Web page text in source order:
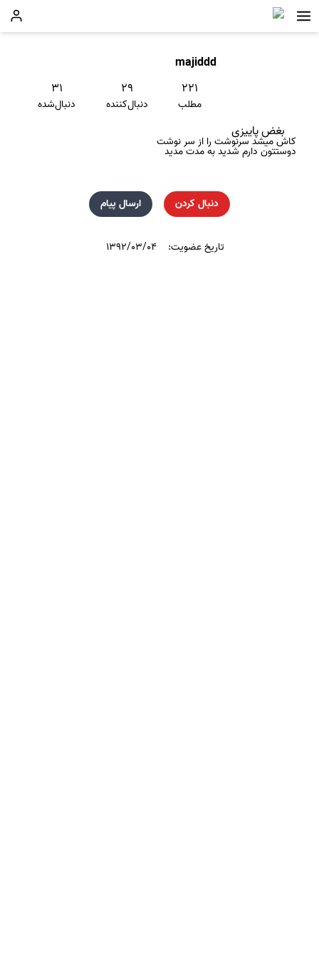
majiddd
۲۲۱
مطلب
۲۹
دنبال‌کننده
۳۱
دنبال‌شده
بغض پاییزی
کاش میشد سرنوشت را از سر نوشت
دوستتون دارم شدید به مدت مدید
دنبال کردن ارسال پیام
تاریخ عضویت: ۱۳۹۲/۰۳/۰۴